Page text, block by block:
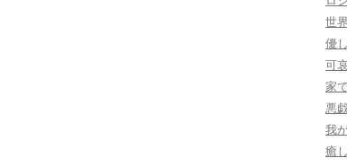
世
優
可
家
悪
我
癒